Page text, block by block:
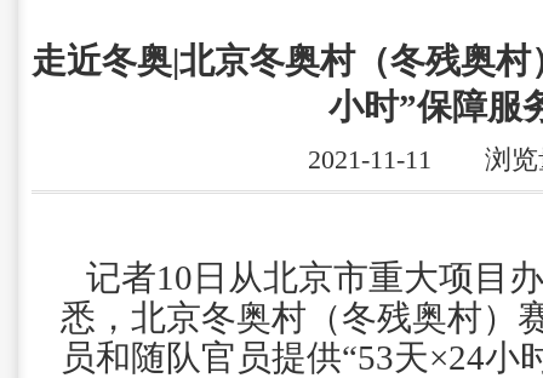
走近冬奥|北京冬奥村（冬残奥
小时”保障服
2021-11-11 浏览
记者10日从北京市重大项目
悉，北京冬奥村（冬残奥村）
员和随队官员提供“53天×24小